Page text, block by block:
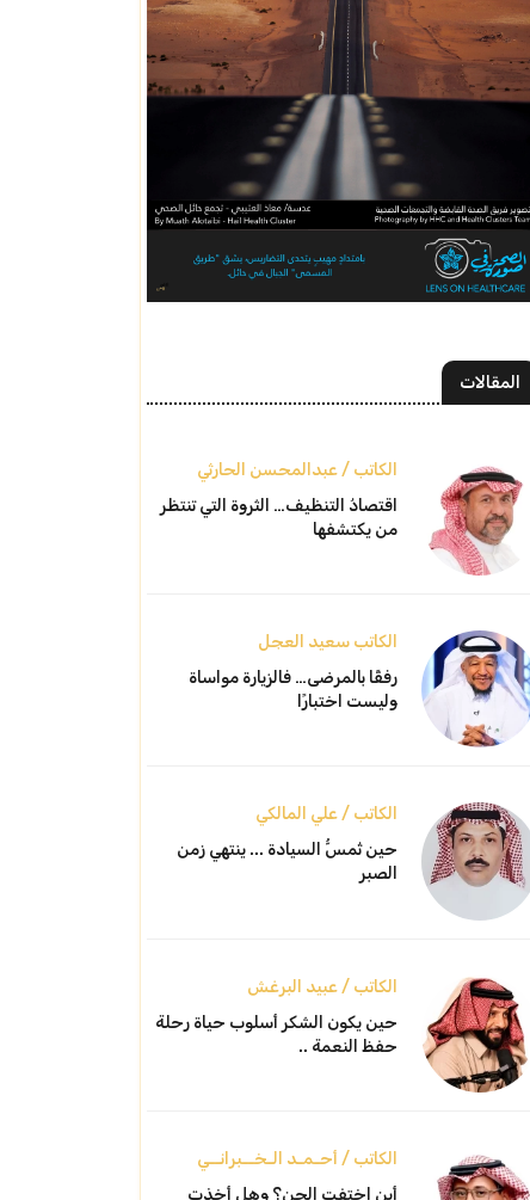
المقالات
الكاتب / عبدالمحسن الحارثي
اقتصادُ التنظيف… الثروة التي تنتظر
من يكتشفها
الكاتب سعيد العجل
رفقًا بالمرضى… فالزيارة مواساة
وليست اختبارًا
الكاتب / علي المالكي
حين تُمسُّ السيادة ... ينتهي زمن
الصبر
الكاتب / عبيد البرغش
حين يكون الشكر أسلوب حياة رحلة
حفظ النعمة ..
الكاتب / أحـمـد الـخــبرانــي
أين اختفت الجن؟ وهل أخذت